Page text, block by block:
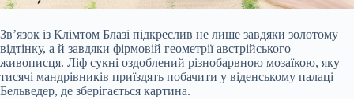
Зв’язок із Клімтом Блазі підкреслив не лише завдяки золотому
відтінку, а й завдяки фірмовій геометрії австрійського
живописця. Ліф сукні оздоблений різнобарвною мозаїкою, яку
тисячі мандрівників приїздять побачити у віденському палаці
Бельведер, де зберігається картина.